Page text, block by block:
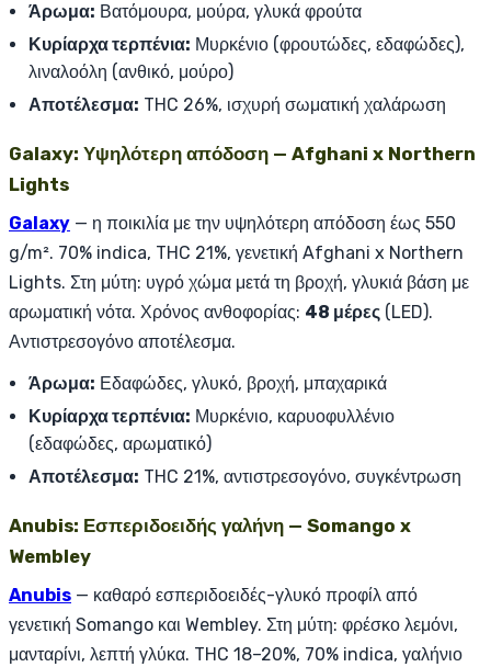
Άρωμα: Βατόμουρα, μούρα, γλυκά φρούτα
Κυρίαρχα τερπένια: Μυρκένιο (φρουτώδες, εδαφώδες),
λιναλοόλη (ανθικό, μούρο)
Αποτέλεσμα: THC 26%, ισχυρή σωματική χαλάρωση
Galaxy: Υψηλότερη απόδοση — Afghani x Northern
Lights
Galaxy — η ποικιλία με την υψηλότερη απόδοση έως 550
g/m². 70% indica, THC 21%, γενετική Afghani x Northern
Lights. Στη μύτη: υγρό χώμα μετά τη βροχή, γλυκιά βάση με
αρωματική νότα. Χρόνος ανθοφορίας: 48 μέρες (LED).
Αντιστρεσογόνο αποτέλεσμα.
Άρωμα: Εδαφώδες, γλυκό, βροχή, μπαχαρικά
Κυρίαρχα τερπένια: Μυρκένιο, καρυοφυλλένιο
(εδαφώδες, αρωματικό)
Αποτέλεσμα: THC 21%, αντιστρεσογόνο, συγκέντρωση
Anubis: Εσπεριδοειδής γαλήνη — Somango x
Wembley
Anubis — καθαρό εσπεριδοειδές-γλυκό προφίλ από
γενετική Somango και Wembley. Στη μύτη: φρέσκο λεμόνι,
μανταρίνι, λεπτή γλύκα. THC 18–20%, 70% indica, γαλήνιο